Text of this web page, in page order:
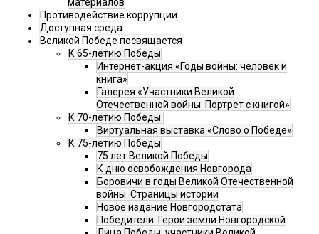
материалов
Противодействие коррупции
Доступная среда
Великой Победе посвящается
К 65-летию Победы
Интернет-акция «Годы войны: человек и
книга»
Галерея «Участники Великой
Отечественной войны: Портрет с книгой»
К 70-летию Победы:
Виртуальная выставка «Слово о Победе»
К 75-летию Победы
75 лет Великой Победы
К дню освобождения Новгорода
Боровичи в годы Великой Отечественной
войны. Страницы истории
Новое издание Новгородстата
Победители. Герои земли Новгородской